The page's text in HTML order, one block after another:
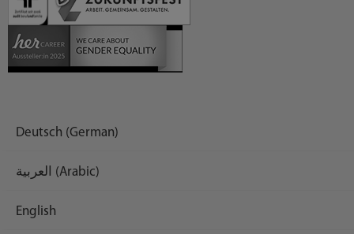
Deutsch (German)
العربية (Arabic)
English